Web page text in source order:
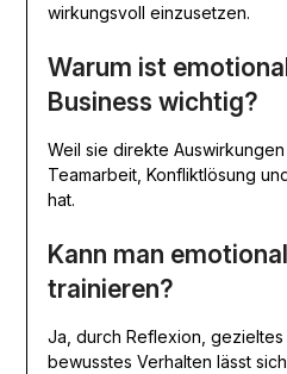
wirkungsvoll einzusetzen.
Warum ist
Business wichtig?
Weil sie direkte Auswirkungen
Teamarbeit, Konfliktlösung
hat.
Kann man
trainieren?
Ja, durch Reflexion,
bewusstes Verhalten lässt